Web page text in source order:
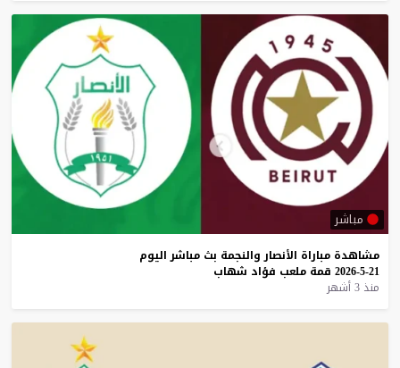
مباشر
مشاهدة مباراة الأنصار والنجمة بث مباشر اليوم
21-5-2026
قمة ملعب فؤاد شهاب
منذ 3 أشهر